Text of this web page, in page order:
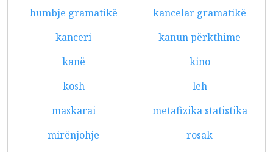
humbje gramatikë
kancelar gramatikë
kanceri
kanun përkthime
kanë
kino
kosh
leh
maskarai
metafizika statistika
mirënjohje
rosak